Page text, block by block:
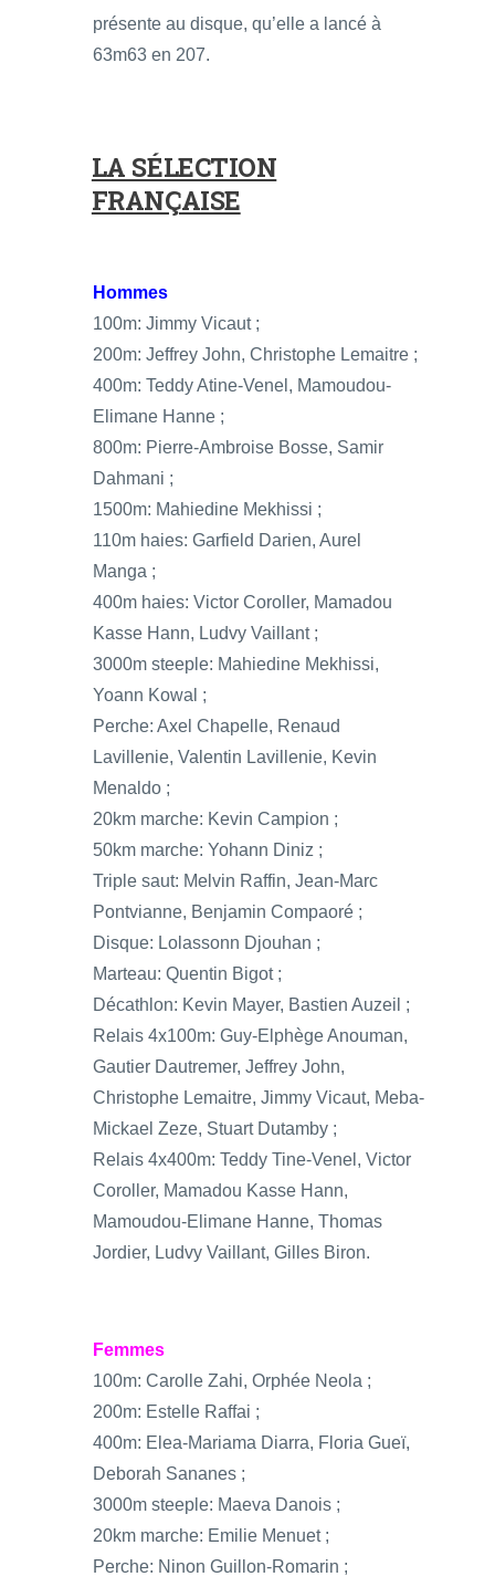
présente au disque, qu’elle a lancé à
63m63 en 207.
LA SÉLECTION
FRANÇAISE
Hommes
100m: Jimmy Vicaut ;
200m: Jeffrey John, Christophe Lemaitre ;
400m: Teddy Atine-Venel, Mamoudou-
Elimane Hanne ;
800m: Pierre-Ambroise Bosse, Samir
Dahmani ;
1500m: Mahiedine Mekhissi ;
110m haies: Garfield Darien, Aurel
Manga ;
400m haies: Victor Coroller, Mamadou
Kasse Hann, Ludvy Vaillant ;
3000m steeple: Mahiedine Mekhissi,
Yoann Kowal ;
Perche: Axel Chapelle, Renaud
Lavillenie, Valentin Lavillenie, Kevin
Menaldo ;
20km marche: Kevin Campion ;
50km marche: Yohann Diniz ;
Triple saut: Melvin Raffin, Jean-Marc
Pontvianne, Benjamin Compaoré ;
Disque: Lolassonn Djouhan ;
Marteau: Quentin Bigot ;
Décathlon: Kevin Mayer, Bastien Auzeil ;
Relais 4x100m: Guy-Elphège Anouman,
Gautier Dautremer, Jeffrey John,
Christophe Lemaitre, Jimmy Vicaut, Meba-
Mickael Zeze, Stuart Dutamby ;
Relais 4x400m: Teddy Tine-Venel, Victor
Coroller, Mamadou Kasse Hann,
Mamoudou-Elimane Hanne, Thomas
Jordier, Ludvy Vaillant, Gilles Biron.
Femmes
100m: Carolle Zahi, Orphée Neola ;
200m: Estelle Raffai ;
400m: Elea-Mariama Diarra, Floria Gueï,
Deborah Sananes ;
3000m steeple: Maeva Danois ;
20km marche: Emilie Menuet ;
Perche: Ninon Guillon-Romarin ;